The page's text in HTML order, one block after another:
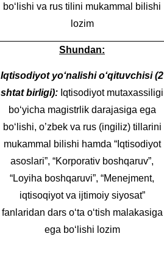
bo‘lishi va rus tilini mukammal bilishi
lozim
Shundan:
Iqtisodiyot yo‘nalishi o‘qituvchisi (2
shtat birligi): Iqtisodiyot mutaxassiligi
bo‘yicha magistrlik darajasiga ega
bo‘lishi, o’zbek va rus (ingiliz) tillarini
mukammal bilishi hamda “Iqtisodiyot
asoslari”, “Korporativ boshqaruv”,
“Loyiha boshqaruvi”, “Menejment,
iqtisoqiyot va ijtimoiy siyosat”
fanlaridan dars o‘ta o‘tish malakasiga
ega bo‘lishi lozim